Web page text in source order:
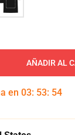
AÑADIR AL
en 03: 53: 54